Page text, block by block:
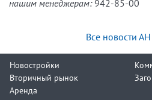
нашим менеджерам:942-85-00
Все новости
Новостройки
Вторичный рынок
Аренда